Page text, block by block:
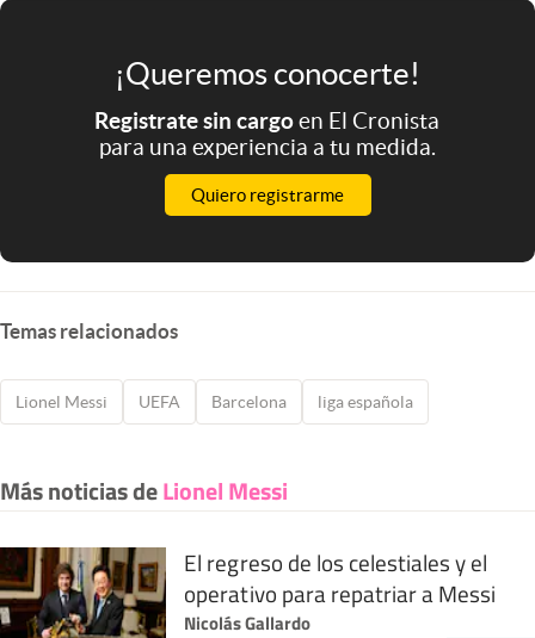
¡Queremos conocerte!
Registrate sin cargoen El Cronista
para una experiencia a tu medida.
Quiero registrarme
Temas relacionados
Lionel Messi UEFA Barcelona liga española
Más noticias deLionel Messi
El regreso de los celestiales y el
operativo para repatriar a Messi
Nicolás Gallardo